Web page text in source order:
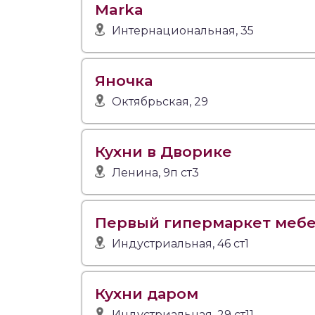
Marka
Интернациональная, 35
Яночка
Октябрьская, 29
Кухни в Дворике
Ленина, 9п ст3
Первый гипермаркет
Индустриальная, 46 ст1
Кухни даром